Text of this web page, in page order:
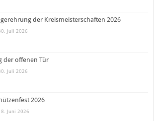
der Kreismeisterschaften 2026
Juli 2026
der offenen Tür
Juli 2026
2026
Juni 2026